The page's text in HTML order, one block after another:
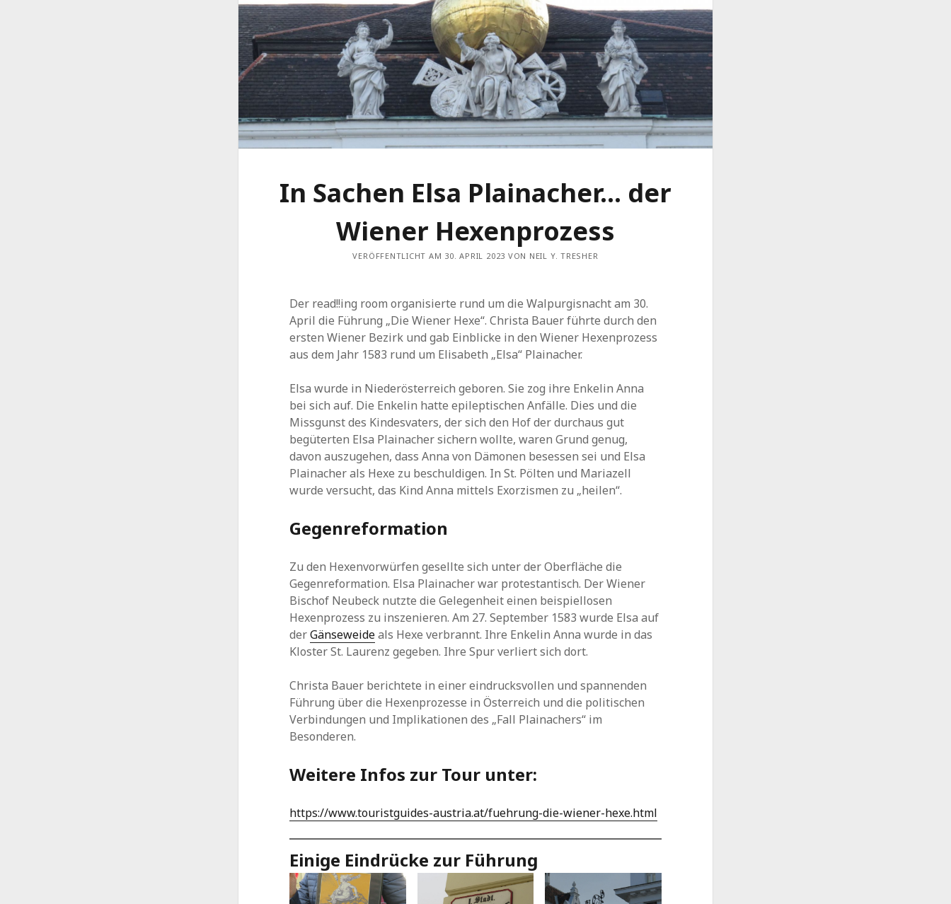
In Sachen Elsa Plainacher… der
Wiener Hexenprozess
VERÖFFENTLICHT AM 30. APRIL 2023 VON NEIL Y. TRESHER
Der read!!ing room organisierte rund um die Walpurgisnacht am 30.
April die Führung „Die Wiener Hexe“. Christa Bauer führte durch den
ersten Wiener Bezirk und gab Einblicke in den Wiener Hexenprozess
aus dem Jahr 1583 rund um Elisabeth „Elsa“ Plainacher.
Elsa wurde in Niederösterreich geboren. Sie zog ihre Enkelin Anna
bei sich auf. Die Enkelin hatte epileptischen Anfälle. Dies und die
Missgunst des Kindesvaters, der sich den Hof der durchaus gut
begüterten Elsa Plainacher sichern wollte, waren Grund genug,
davon auszugehen, dass Anna von Dämonen besessen sei und Elsa
Plainacher als Hexe zu beschuldigen. In St. Pölten und Mariazell
wurde versucht, das Kind Anna mittels Exorzismen zu „heilen“.
Gegenreformation
Zu den Hexenvorwürfen gesellte sich unter der Oberfläche die
Gegenreformation. Elsa Plainacher war protestantisch. Der Wiener
Bischof Neubeck nutzte die Gelegenheit einen beispiellosen
Hexenprozess zu inszenieren. Am 27. September 1583 wurde Elsa auf
derGänseweideals Hexe verbrannt. Ihre Enkelin Anna wurde in das
Kloster St. Laurenz gegeben. Ihre Spur verliert sich dort.
Christa Bauer berichtete in einer eindrucksvollen und spannenden
Führung über die Hexenprozesse in Österreich und die politischen
Verbindungen und Implikationen des „Fall Plainachers“ im
Besonderen.
Weitere Infos zur Tour unter:
https://www.touristguides-austria.at/fuehrung-die-wiener-hexe.html
Einige Eindrücke zur Führung